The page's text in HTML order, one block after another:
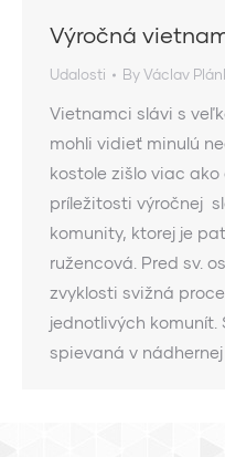
Výročná
Udalosti ByVáclav
Vietnamci slávi s
mohli vidieť minulú
kostole zišlo viac ako
príležitosti výročnej
komunity, ktorej je
ružencová. Pred sv.
zvyklosti svižná
jednotlivých komunít.
spievaná v nádhernej